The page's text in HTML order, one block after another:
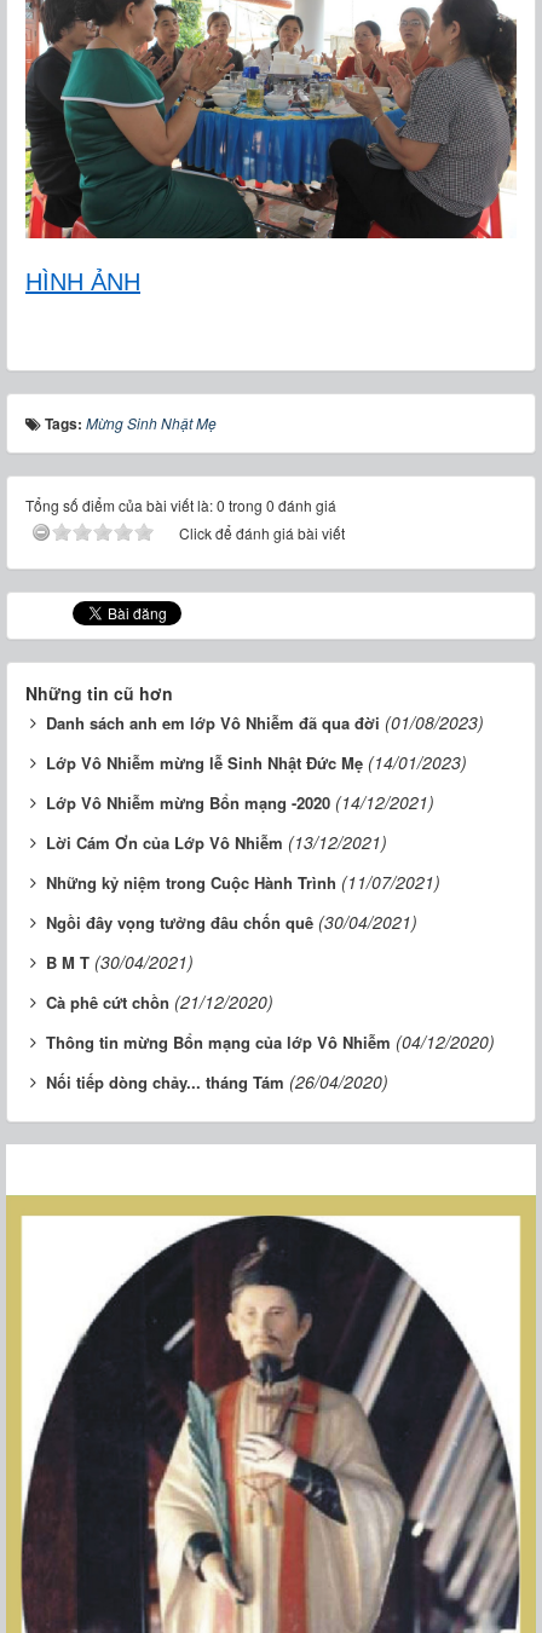
HÌNH ẢNH
Tags: Mừng Sinh Nhật Mẹ
Tổng số điểm của bài viết là: 0 trong 0 đánh giá
Click để đánh giá bài viết
Những tin cũ hơn
Danh sách anh em lớp Vô Nhiễm đã qua đời (01/08/2023)
Lớp Vô Nhiễm mừng lễ Sinh Nhật Đức Mẹ (14/01/2023)
Lớp Vô Nhiễm mừng Bổn mạng -2020 (14/12/2021)
Lời Cám Ơn của Lớp Vô Nhiễm (13/12/2021)
Những kỷ niệm trong Cuộc Hành Trình (11/07/2021)
Ngồi đây vọng tưởng đâu chốn quê (30/04/2021)
B M T (30/04/2021)
Cà phê cứt chồn (21/12/2020)
Thông tin mừng Bổn mạng của lớp Vô Nhiễm (04/12/2020)
Nối tiếp dòng chảy... tháng Tám (26/04/2020)